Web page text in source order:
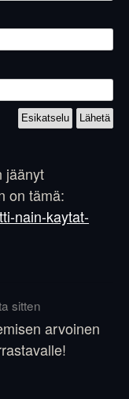
jäänyt
on tämä:
nain-kaytat-
sitten
arvoinen